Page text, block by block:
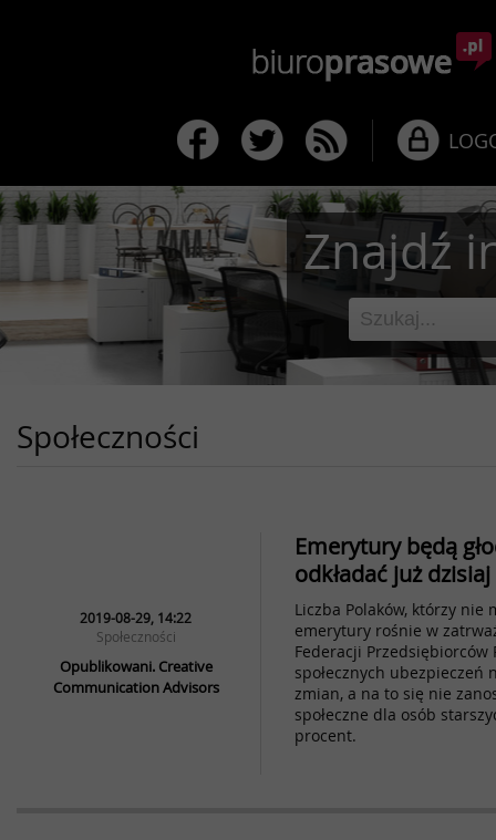
Znajdź
Społeczności
2019-08-29, 14:22
Społeczności
Opublikowani. Creative
Communication Advisors
Emerytury będą
odkładać już dzisiaj
Liczba Polaków, którzy
emerytury rośnie w
Federacji Przedsiębiorców
społecznych
zmian, a na to się nie
społeczne dla osób
procent.